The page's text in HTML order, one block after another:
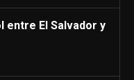
entre El Salvador y